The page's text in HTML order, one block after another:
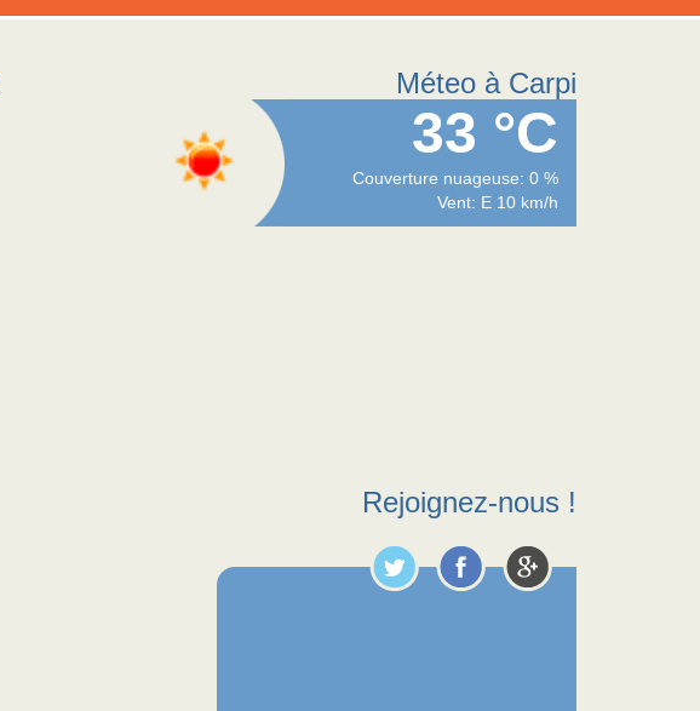
Méteo à Carpi
33 °C
Couverture nuageuse: 0 %
Vent: E 10 km/h
Rejoignez-nous !